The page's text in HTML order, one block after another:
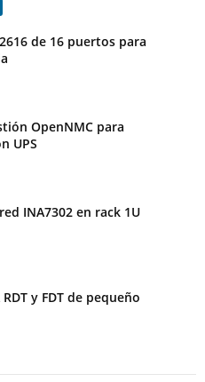
de 16 puertos para
OpenNMC para
UPS
INA7302 en rack 1U
y FDT de pequeño